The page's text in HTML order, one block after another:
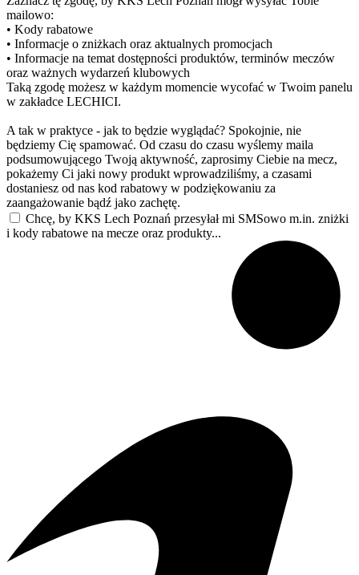
mailowo:
• Kody rabatowe
• Informacje o zniżkach oraz aktualnych promocjach
• Informacje na temat dostępności produktów, terminów meczów
oraz ważnych wydarzeń klubowych
Taką zgodę możesz w każdym momencie wycofać w Twoim panelu
w zakładce LECHICI.
A tak w praktyce - jak to będzie wyglądać? Spokojnie, nie
będziemy Cię spamować. Od czasu do czasu wyślemy maila
podsumowującego Twoją aktywność, zaprosimy Ciebie na mecz,
pokażemy Ci jaki nowy produkt wprowadziliśmy, a czasami
dostaniesz od nas kod rabatowy w podziękowaniu za
zaangażowanie bądź jako zachętę.
Chcę, by KKS Lech Poznań przesyłał mi SMSowo m.in. zniżki
i kody rabatowe na mecze oraz produkty...